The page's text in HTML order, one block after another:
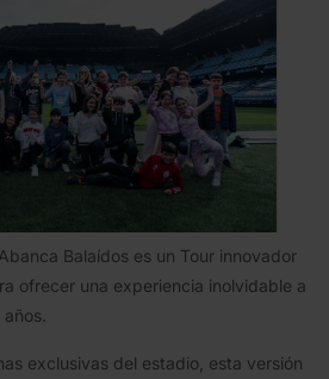
Balaídos es un Tour innovador
ofrecer una experiencia inolvidable a
exclusivas del estadio, esta versión